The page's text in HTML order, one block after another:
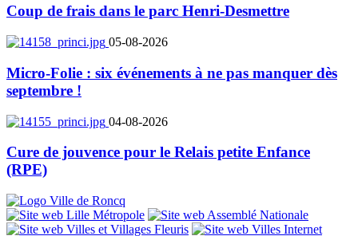
Coup de frais dans le parc Henri-Desmettre
05-08-2026
Micro-Folie : six événements à ne pas manquer dès
septembre !
04-08-2026
Cure de jouvence pour le Relais petite Enfance
(RPE)